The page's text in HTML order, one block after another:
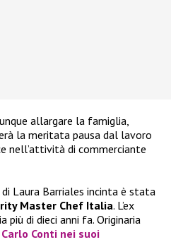
allargare la famiglia,
la meritata pausa dal lavoro
nell’attività di commerciante
Laura Barriales incinta è stata
Master Chef Italia. L’ex
di dieci anni fa. Originaria
Carlo Conti nei suoi